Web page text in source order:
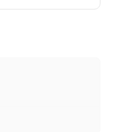
reicht meist
% Reserve wird automatisch